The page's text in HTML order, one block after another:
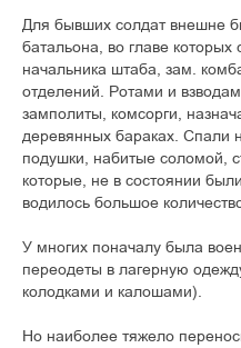
Для бывших солдат внешне
батальона, во главе
начальника штаба, зам.
отделений. Ротами и
замполиты, комсорги,
деревянных бараках. Спали
подушки, набитые соломой,
которые, не в состоянии
водилось большое
У многих поначалу была
переодеты в лагерную
колодками и калошами).
Но наиболее тяжело